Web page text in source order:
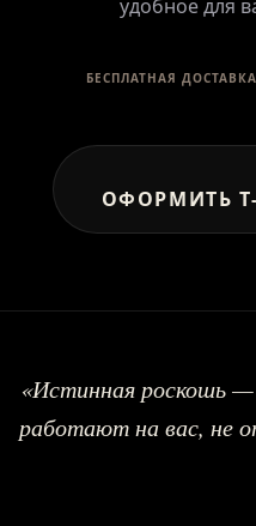
удобное для
БЕСПЛАТНАЯ ДОСТАВКА
ОФОРМИТЬ T-
«Истинная роскошь
работают на вас, не